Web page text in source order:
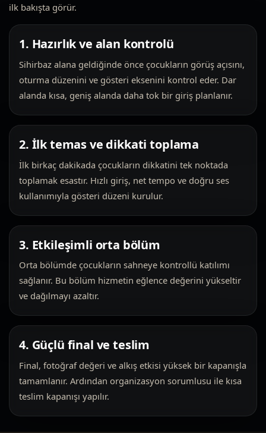
ilk bakışta görür.
1. Hazırlık ve alan kontrolü
Sihirbaz alana geldiğinde önce çocukların görüş açısını,
oturma düzenini ve gösteri eksenini kontrol eder. Dar
alanda kısa, geniş alanda daha tok bir giriş planlanır.
2. İlk temas ve dikkati toplama
İlk birkaç dakikada çocukların dikkatini tek noktada
toplamak esastır. Hızlı giriş, net tempo ve doğru ses
kullanımıyla gösteri düzeni kurulur.
3. Etkileşimli orta bölüm
Orta bölümde çocukların sahneye kontrollü katılımı
sağlanır. Bu bölüm hizmetin eğlence değerini yükseltir
ve dağılmayı azaltır.
4. Güçlü final ve teslim
Final, fotoğraf değeri ve alkış etkisi yüksek bir kapanışla
tamamlanır. Ardından organizasyon sorumlusu ile kısa
teslim kapanışı yapılır.